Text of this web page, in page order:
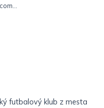
futbalový klub z mesta